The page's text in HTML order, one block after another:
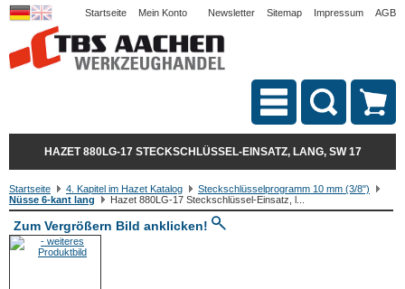
Startseite Mein Konto Newsletter Sitemap Impressum AGB
HAZET 880LG-17 STECKSCHLÜSSEL-EINSATZ, LANG, SW 17
Startseite 4. Kapitel im Hazet Katalog
Steckschlüsselprogramm 10 mm (3/8")
Nüsse 6-kant lang
Hazet 880LG-17 Steckschlüssel-Einsatz, l...
Zum Vergrößern Bild anklicken!